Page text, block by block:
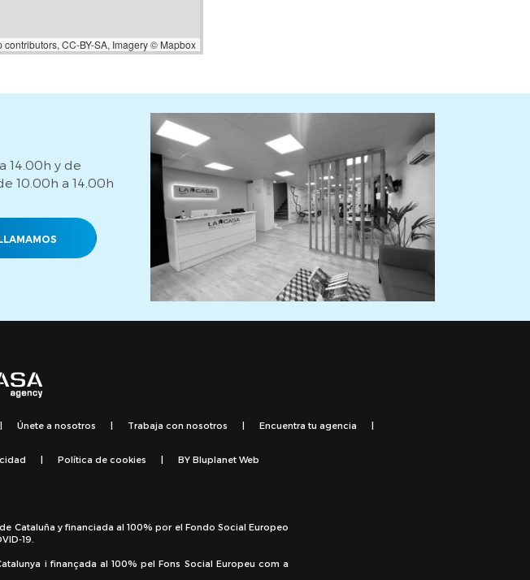
contributors, CC-BY-SA, Imagery © Mapbox
14.00h y de
10.00h a 14.00h
Únete a nosotros Trabaja con nosotros Encuentra tu agencia
Política de cookies BY Bluplanet Web
Cataluña y financiada al 100% por el Fondo Social Europeo
19.
i finançada al 100% pel Fons Social Europeu com a